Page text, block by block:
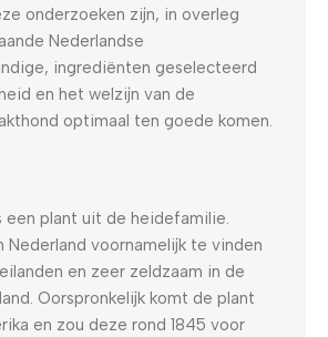
onderzoeken zijn, in overleg
Nederlandse
ingrediënten geselecteerd
en het welzijn van de
optimaal ten goede komen.
een plant uit de heidefamilie.
Nederland voornamelijk te vinden
en zeer zeldzaam in de
Oorspronkelijk komt de plant
en zou deze rond 1845 voor